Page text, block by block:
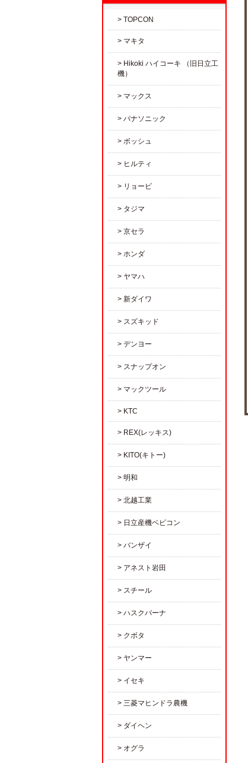
TOPCON
マキタ
Hikoki ハイコーキ （旧日立工
機）
マックス
パナソニック
ボッシュ
ヒルティ
リョービ
タジマ
京セラ
ホンダ
ヤマハ
新ダイワ
スズキッド
デンヨー
スナップオン
マックツール
KTC
REX(レッキス)
KITO(キトー)
明和
北越工業
日立産機ベビコン
バンザイ
アネスト岩田
スチール
ハスクバーナ
クボタ
ヤンマー
イセキ
三菱マヒンドラ農機
ダイヘン
オグラ